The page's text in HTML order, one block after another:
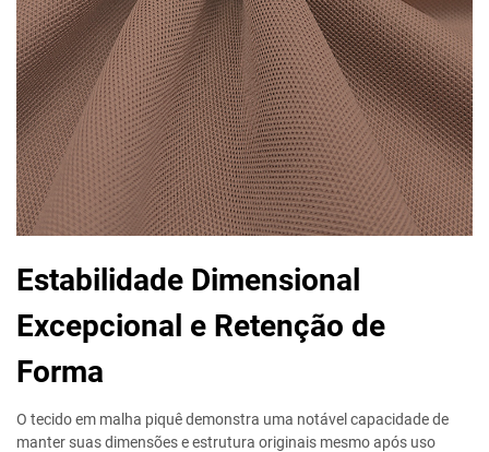
Estabilidade Dimensional
Excepcional e Retenção de
Forma
O tecido em malha piquê demonstra uma notável capacidade de
manter suas dimensões e estrutura originais mesmo após uso